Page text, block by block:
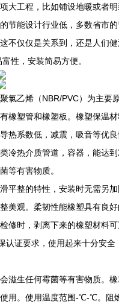
大工程，比如铺设地暖或者
节能设计行业低，多数省市
不仅仅是关系到，还是人们
性，安装简易方便。
氯乙烯（NBR/PVC）为主要
塑管和橡塑板。橡塑保温
热系数低，减震，吸音等优
冷热介质管道，容器，能达
等有害物质。
整的特性，安装时无需另加
美观。柔韧性能橡塑具有良
修时，剥离下来的橡塑材料
证要求，使用起来十分安
生任何霉菌等有害物质。橡
用。使用温度范围-℃-℃。阻